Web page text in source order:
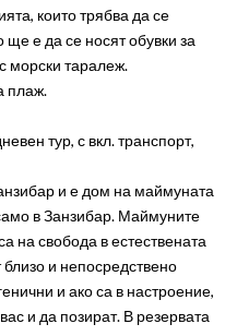
които трябва да се
е да се носят обувки за
морски таралеж.
плаж.
тур, с вкл. транспорт,
и е дом на маймуната
в Занзибар. Маймуните
на свобода в естествената
и непосредствено
и ако са в настроение,
и да позират. В резервата